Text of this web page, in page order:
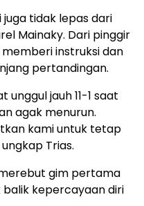
tidak lepas dari
Mainaky. Dari pinggir
instruksi dan
pertandingan.
jauh 11-1 saat
agak menurun.
kami untuk tetap
Trias.
gim pertama
kepercayaan diri